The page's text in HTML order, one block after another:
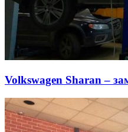
Volkswagen Sharan –